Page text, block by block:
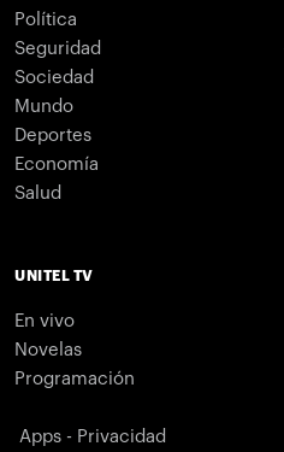
Política
Seguridad
Sociedad
Mundo
Deportes
Economía
Salud
UNITEL TV
En vivo
Novelas
Programación
Apps - Privacidad